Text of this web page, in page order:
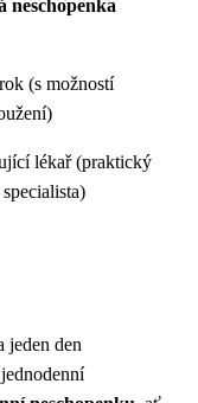
neschopenka
(s možností
lékař (praktický
jeden den